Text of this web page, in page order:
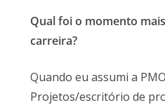
Qual foi o momento
carreira?
Quando eu assumi a
Projetos/escritório de